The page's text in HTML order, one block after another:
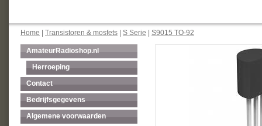
Home Transistoren & mosfets S Serie S9015 TO-92
AmateurRadioshop.nl
Herroeping
Contact
Bedrijfsgegevens
Algemene voorwaarden